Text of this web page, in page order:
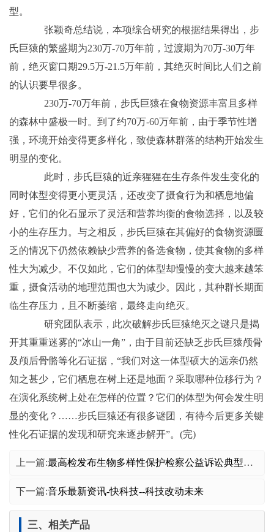
型。
张颖奇总结说，本项综合研究的根据结果得出，步
氏巨猿的繁盛期为230万-70万年前，过渡期为70万-30万年
前，绝灭窗口期29.5万-21.5万年前，其绝灭时间比人们之前
的认识要早很多。
230万-70万年前，步氏巨猿在食物资源丰富且多样
的森林中盛极一时。到了约70万-60万年前，由于季节性增
强，环境开始变得更多样化，致使森林群落的结构开始发生
明显的变化。
此时，步氏巨猿的近亲猩猩在生存条件发生变化的
同时体型变得更小更灵活，还改变了摄食行为和栖息地偏
好，它们的化石显示了灵活和营养均衡的食物选择，以及较
小的生存压力。与之相反，步氏巨猿在其偏好的食物资源匮
乏的情况下仍然依赖缺少营养的备选食物，使其食物的多样
性大为减少。不仅如此，它们的体型却慢慢的变大越来越笨
重，摄食活动的地理范围也大为减少。因此，其种群长期面
临生存压力，且不断萎缩，最终走向绝灭。
研究团队表示，此次破解步氏巨猿绝灭之谜只是揭
开其重重迷雾的“冰山一角”，由于目前还缺乏步氏巨猿颅骨
及颅后骨骼等化石证据，“我们对这一体型硕大的远亲仍然
知之甚少，它们栖息在树上还是地面？采取哪种位移行为？
在演化系统树上处在怎样的位置？它们的体型为何会发生明
显的变化？……步氏巨猿还有很多谜团，有待今后更多关键
性化石证据的发现和研究来逐步解开”。(完)
上一篇:最高检发布生物多样性保护检察公益诉讼典型案例
下一篇:音乐最新资讯-快科技--科技改动未来
三、相关产品